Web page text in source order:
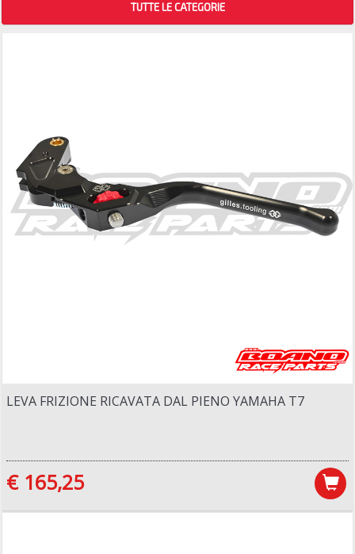
TUTTE LE CATEGORIE
LEVA FRIZIONE RICAVATA DAL PIENO YAMAHA T7
€ 165,25